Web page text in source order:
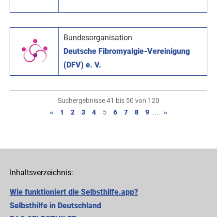
Bundesorganisation
Deutsche Fibromyalgie-Vereinigung
(DFV) e. V.
Suchergebnisse 41 bis 50 von 120
«
1 2 3 4 5 6 7 8 9 .... »
Inhaltsverzeichnis:
Wie funktioniert die Selbsthilfe.app?
Selbsthilfe in Deutschland